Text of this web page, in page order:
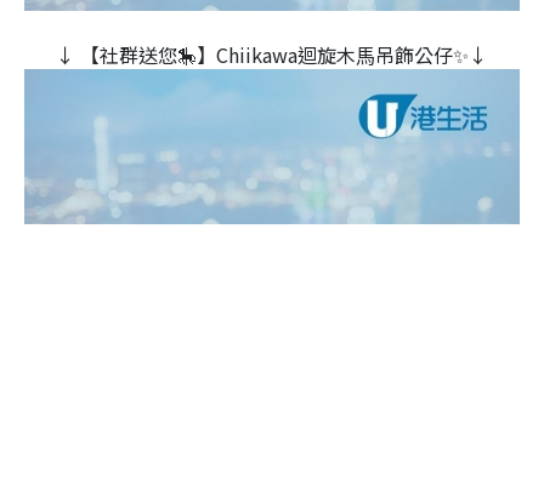
↓ 【社群送您🎠】Chiikawa迴旋木⾺吊飾公仔✨↓